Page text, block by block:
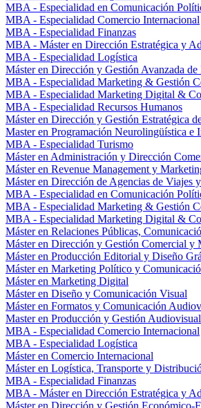
MBA - Especialidad en Comunicación
MBA - Especialidad Comercio Internacional
MBA - Especialidad Finanzas
MBA - Máster en Dirección Estratégica y
MBA - Especialidad Logística
Máster en Dirección y Gestión Avanzada
MBA - Especialidad Marketing & Gestión
MBA - Especialidad Marketing Digital &
MBA - Especialidad Recursos Humanos
Máster en Dirección y Gestión Estratégica
Master en Programación Neurolingüística e
MBA - Especialidad Turismo
Máster en Administración y Dirección
Máster en Revenue Management y
Máster en Dirección de Agencias de Viajes
MBA - Especialidad en Comunicación
MBA - Especialidad Marketing & Gestión
MBA - Especialidad Marketing Digital &
Máster en Relaciones Públicas,
Máster en Dirección y Gestión Comercial y
Máster en Producción Editorial y Diseño
Máster en Marketing Político y
Máster en Marketing Digital
Máster en Diseño y Comunicación Visual
Máster en Formatos y Comunicación
Master en Producción y Gestión Audiovisual
MBA - Especialidad Comercio Internacional
MBA - Especialidad Logística
Máster en Comercio Internacional
Máster en Logística, Transporte y
MBA - Especialidad Finanzas
MBA - Máster en Dirección Estratégica y
Máster en Dirección y Gestión Económico-